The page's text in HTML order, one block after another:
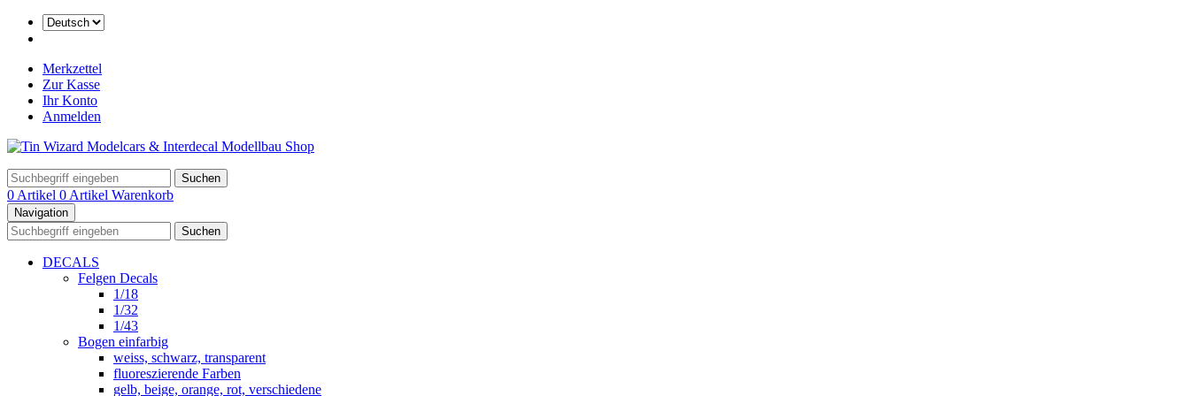
Merkzettel
Zur Kasse
Ihr Konto
Anmelden
Suchen
0 Artikel 0 Artikel Warenkorb
Navigation
Suchen
DECALS
Felgen Decals
1/18
1/32
1/43
Bogen einfarbig
weiss, schwarz, transparent
fluoreszierende Farben
gelb, beige, orange, rot, verschiedene